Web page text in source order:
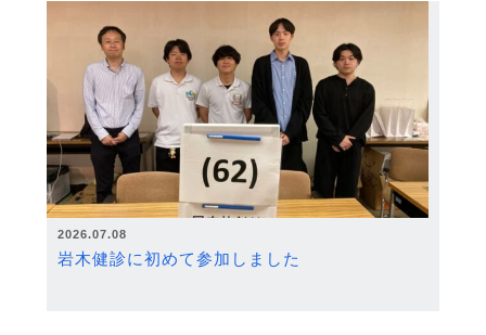
2026.07.08
岩木健診に初めて参加しました